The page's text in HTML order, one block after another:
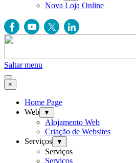
Nova Loja Online
Saltar menu
×
Home Page
Web
▼
Alojamento Web
Criação de Websites
Serviços
▼
Serviços
Serviços